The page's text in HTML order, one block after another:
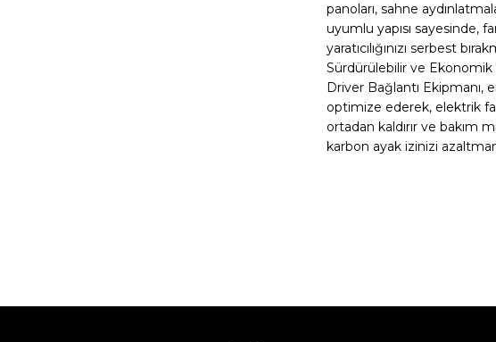
panoları, sahne
uyumlu yapısı sayesinde,
yaratıcılığınızı serbest
Sürdürülebilir ve
Driver Bağlantı Ekipmanı,
optimize ederek, elektrik
ortadan kaldırır ve bakım
karbon ayak izinizi